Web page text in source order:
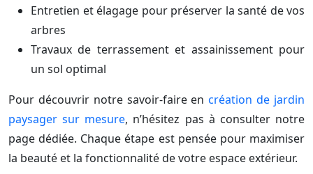
Entretien et élagage pour préserver la santé de vos
arbres
Travaux de terrassement et assainissement pour
un sol optimal
Pour découvrir notre savoir-faire encréation de jardin
paysager sur mesure, n’hésitez pas à consulter notre
page dédiée. Chaque étape est pensée pour maximiser
la beauté et la fonctionnalité de votre espace extérieur.